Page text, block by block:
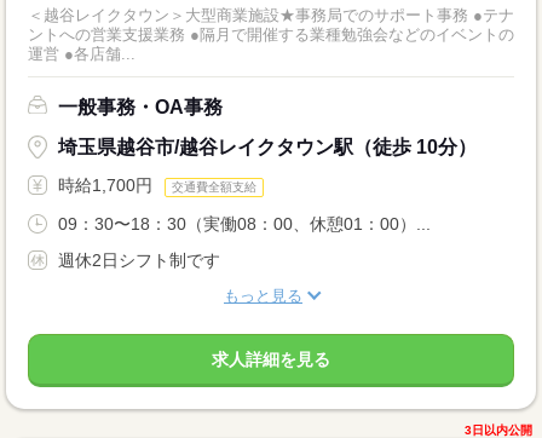
＜越谷レイクタウン＞大型商業施設★事務局でのサポート事務 ●テナ
ントへの営業支援業務 ●隔月で開催する業種勉強会などのイベントの
運営 ●各店舗...
一般事務・OA事務
埼玉県越谷市/越谷レイクタウン駅（徒歩 10分）
時給1,700円 交通費全額支給
09：30〜18：30（実働08：00、休憩01：00）...
週休2日シフト制です
もっと見る
求人詳細を見る
3日以内公開